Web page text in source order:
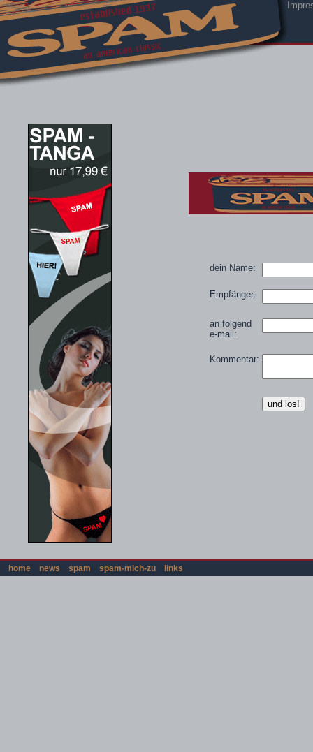
dein Name:
Empfänger:
an folgend
e-mail:
Kommentar:
home news spam spam-mich-zu links